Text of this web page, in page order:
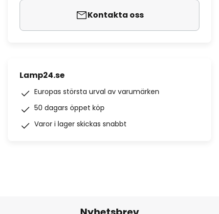
Kontakta oss
Lamp24.se
Europas största urval av varumärken
50 dagars öppet köp
Varor i lager skickas snabbt